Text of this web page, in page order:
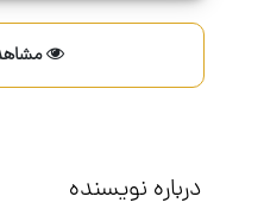
درباره نویسنده